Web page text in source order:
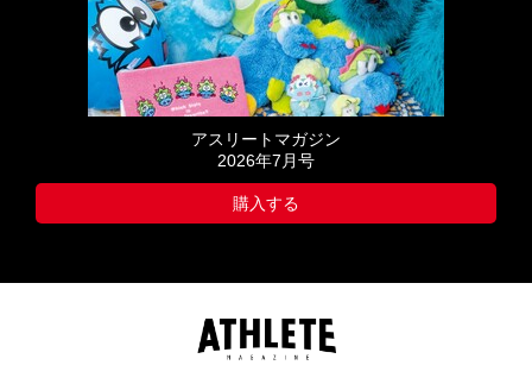
アスリートマガジン
2026年7月号
購入する